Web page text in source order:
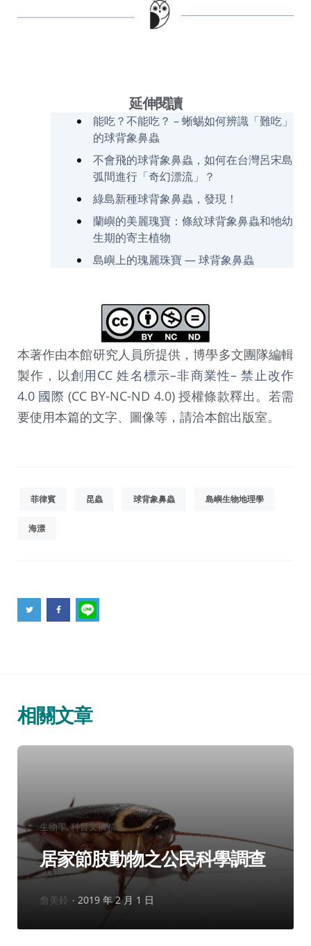
延伸閱讀
能吃？不能吃？ – 蜥蜴如何辨識「難吃」
的球背象鼻蟲
不會飛的球背象鼻蟲，如何在台灣呂宋島
弧間進行「奇幻漂流」？
綠島新種球背象鼻蟲，發現！
蘭嶼的美麗瑰寶：條紋球背象鼻蟲和牠幼
生期的寄主植物
島嶼上的瑰麗珠寶 — 球背象鼻蟲
本著作由本館研究人員所提供，博學多文團隊編輯
製作，以創用CC 姓名標示–非商業性– 禁止改作
4.0 國際 (CC BY-NC-ND 4.0) 授權條款釋出。若需
要使用本篇的文字、圖像等，請洽本館出版室。
菲律賓 昆蟲 球背象鼻蟲 島嶼生物地理學
海漂
相關文章
分
類：
生物學 科普文摘精選
居家節肢動物之公民科學調查
作
詹美鈴 2019 年 2 月 1 日